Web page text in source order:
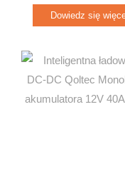
Dowiedz się